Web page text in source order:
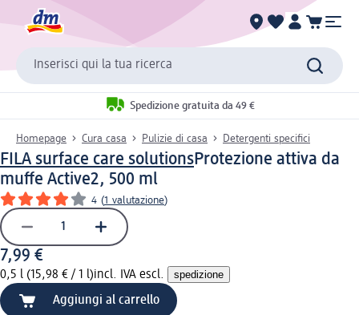
Inserisci qui la tua ricerca
Spedizione gratuita da 49 €
Homepage Cura casa Pulizie di casa Detergenti specifici
FILA surface care solutionsProtezione attiva da
muffe Active2, 500 ml
4 (1 valutazione)
7,99 €
0,5 l (15,98 € / 1 l)incl. IVA escl. spedizione
Aggiungi al carrello